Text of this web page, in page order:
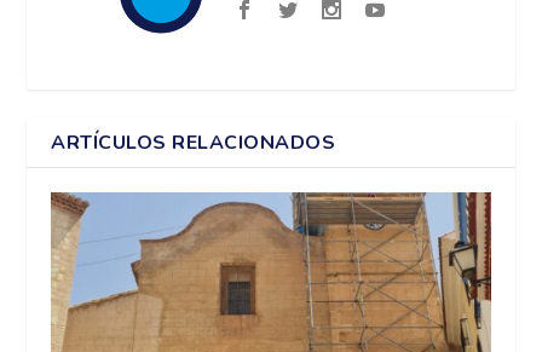
ARTÍCULOS RELACIONADOS